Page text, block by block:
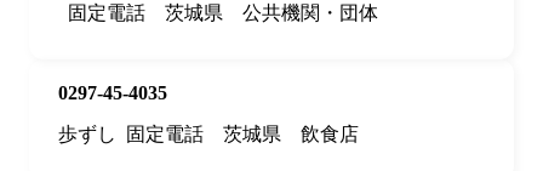
固定電話
茨城県 公共機関・団体
0297-45-4035
歩ずし
固定電話 茨城県 飲食店